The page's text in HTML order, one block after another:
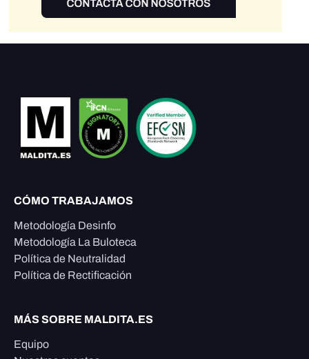
CÓMO TRABAJAMOS
Metodología Desinfo
Metodología La Buloteca
Política de Neutralidad
Política de Rectificación
MÁS SOBRE MALDITA.ES
Equipo